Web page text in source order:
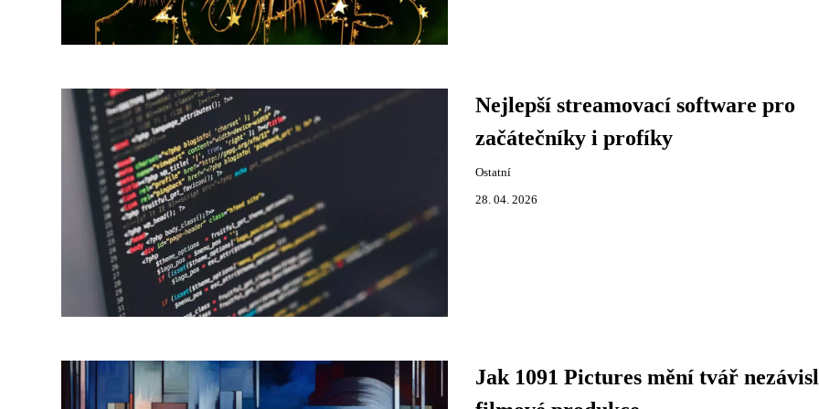
Nejlepší streamovací software pro
začátečníky i profíky
Ostatní
28. 04. 2026
Jak 1091 Pictures mění tvář